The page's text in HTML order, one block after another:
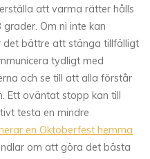
att varma rätter hålls
Om ni inte kan
det bättre att stänga tillfälligt
tydligt med
och se till att alla förstår
Ett oväntat stopp kan till
testa en mindre
en Oktoberfest hemma
om att göra det bästa